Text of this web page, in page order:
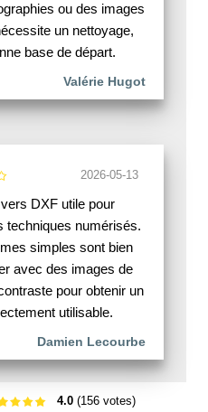
ou des images
un nettoyage,
base de départ.
Valérie Hugot
2026-05-13
DXF utile pour
techniques numérisés.
simples sont bien
avec des images de
pour obtenir un
utilisable.
Damien Lecourbe
4.0 (156 votes)